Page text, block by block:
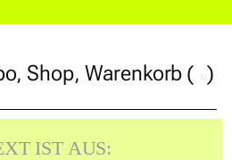
, Shop, Warenkorb ( )
,Shop,Warenkorb(
IST AUS: